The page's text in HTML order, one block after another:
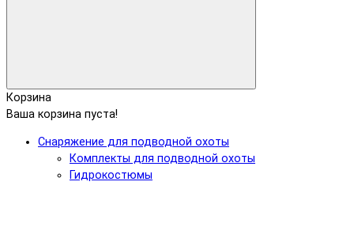
Корзина
Ваша корзина пуста!
Снаряжение для подводной охоты
Комплекты для подводной охоты
Гидрокостюмы